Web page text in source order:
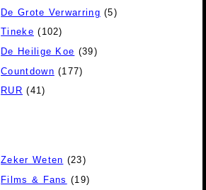
De Grote Verwarring (5)
Tineke (102)
De Heilige Koe (39)
Countdown (177)
RUR (41)
Zeker Weten (23)
Films & Fans (19)